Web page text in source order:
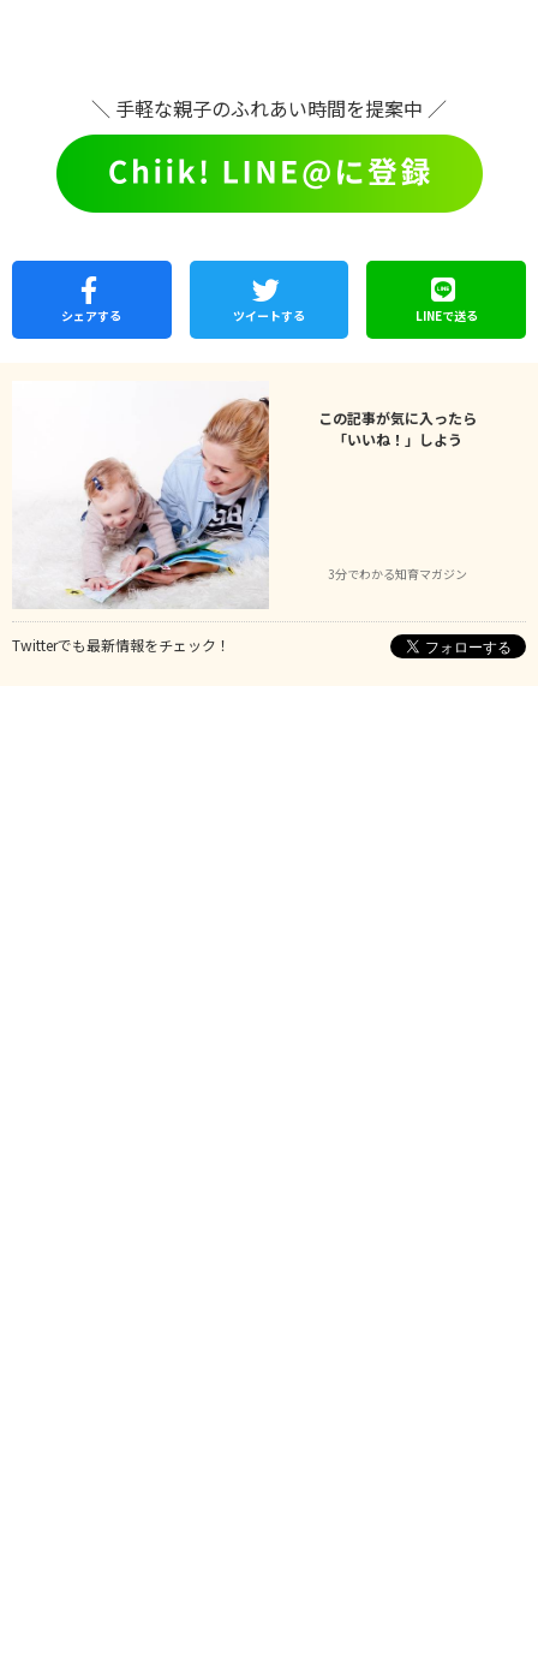
＼ 手軽な親子のふれあい時間を提案中 ／
シェアする ツイートする LINEで送る
この記事が気に入ったら
「いいね！」しよう
3分でわかる知育マガジン
Twitterでも最新情報をチェック！